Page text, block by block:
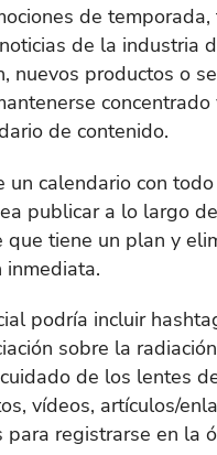
de
de la industria
nuevos productos o
de contenido.
un calendario con
publicar a lo largo
que tiene un plan y
inmediata.
podría incluir
sobre la
de los lentes
vídeos, artículos/
para registrarse en la